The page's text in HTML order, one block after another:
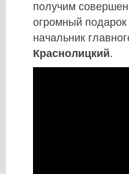
получим
огромный
начальник
Краснолицкий.